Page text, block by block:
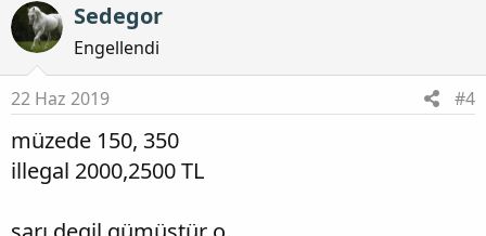
Sedegor
Engellendi
22 Haz 2019 #4
müzede 150, 350
illegal 2000,2500 TL